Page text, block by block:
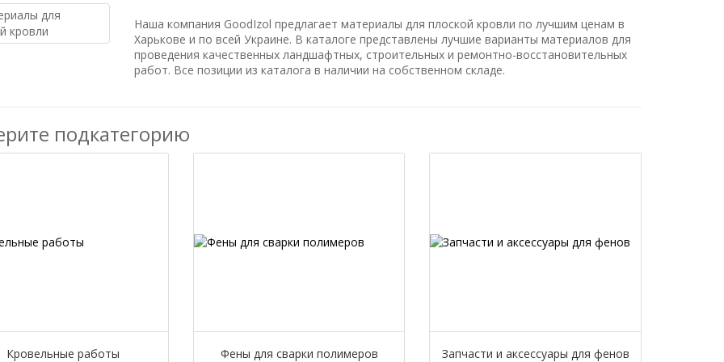
Наша компания GoodIzol предлагает материалы для плоской кровли по лучшим ценам в
Харькове и по всей Украине. В каталоге представлены лучшие варианты материалов для
проведения качественных ландшафтных, строительных и ремонтно-восстановительных
работ. Все позиции из каталога в наличии на собственном складе.
подкатегорию
Кровельные работы Фены для сварки полимеров Запчасти и аксессуары для фенов